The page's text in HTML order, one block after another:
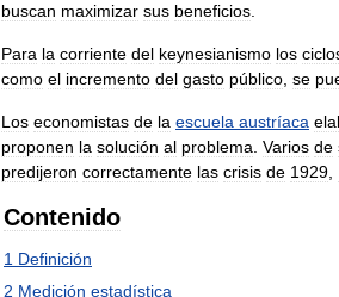
buscan maximizar sus beneficios
Para la corriente del keynesianismo los
como el incremento del gasto público se
Los economistas de la escuela austríaca
proponen la solución al problema Varios de
predijeron correctamente las crisis de 1929
Contenido
1 Definición
2 Medición estadística